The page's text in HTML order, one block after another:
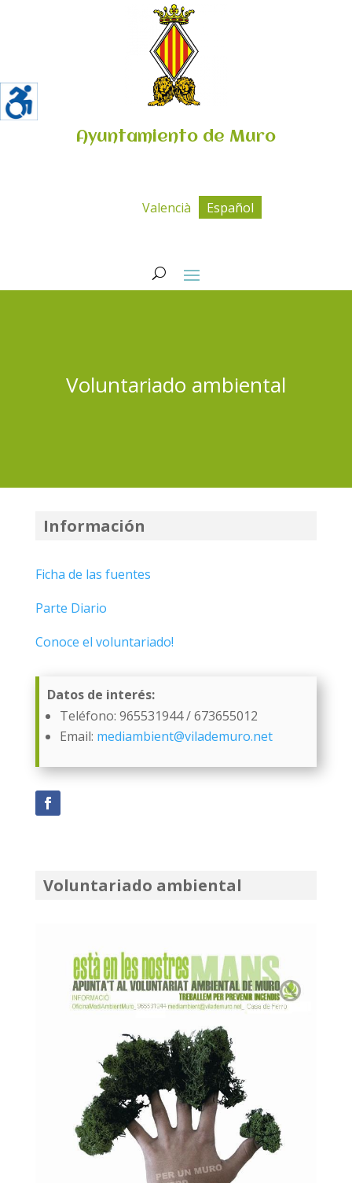
Ayuntamiento de Muro
Valencià Español
Voluntariado ambiental
Información
Ficha de las fuentes
Parte Diario
Conoce el voluntariado!
Datos de interés:
Teléfono: 965531944 / 673655012
Email: mediambient@vilademuro.net
Voluntariado ambiental